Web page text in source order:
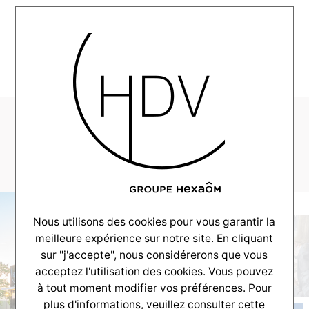
HDV–ActuSite-HDV–
CP-Confort-Ete-V1
Nous utilisons des cookies pour vous garantir la
meilleure expérience sur notre site. En cliquant
sur "j'accepte", nous considérerons que vous
acceptez l'utilisation des cookies. Vous pouvez
à tout moment modifier vos préférences. Pour
plus d'informations, veuillez consultercette